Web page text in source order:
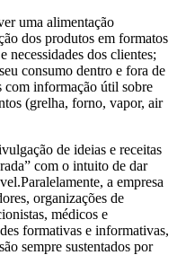
uma alimentação
dos produtos em formatos
necessidades dos clientes;
consumo dentro e fora de
com informação útil sobre
(grelha, forno, vapor, air
de ideias e receitas
com o intuito de dar
a empresa
organizações de
médicos e
formativas e informativas,
sempre sustentados por